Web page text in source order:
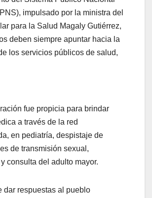
impulsado por la ministra del
para la Salud Magaly Gutiérrez,
deben siempre apuntar hacia la
los servicios públicos de salud,
fue propicia para brindar
a través de la red
en pediatría, despistaje de
de transmisión sexual,
consulta del adulto mayor.
dar respuestas al pueblo